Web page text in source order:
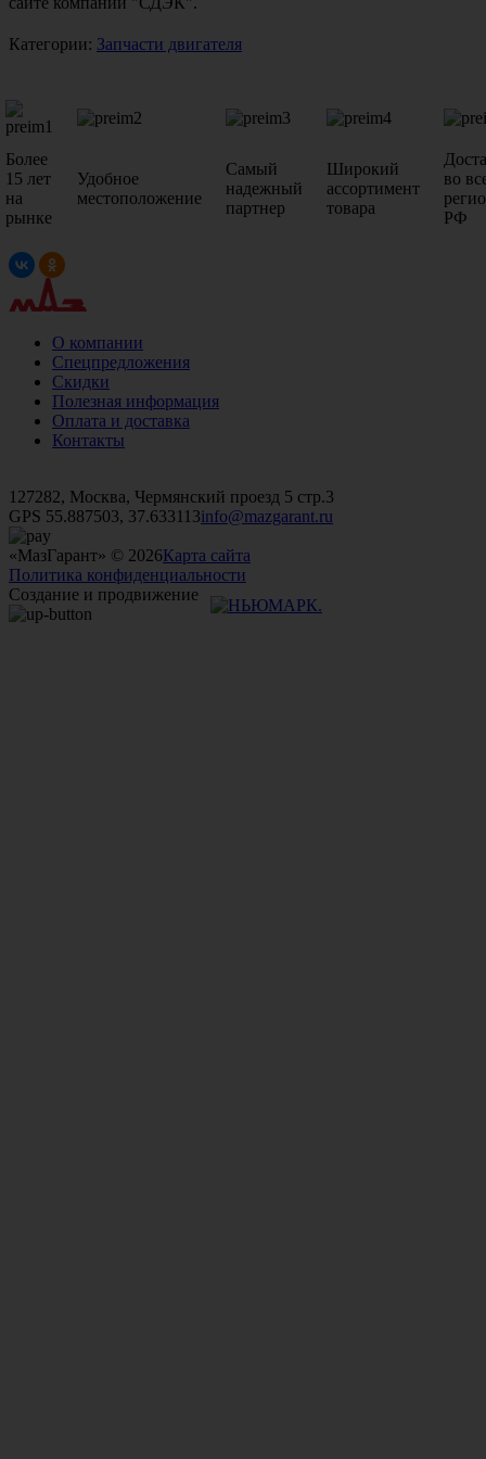
Категории: Запчасти двигателя
Более
15 лет
на
рынке
Удобное
местоположение
Самый
надежный
партнер
Широкий
ассортимент
товара
во
РФ
О компании
Спецпредложения
Скидки
Полезная информация
Оплата и доставка
Контакты
127282, Москва, Чермянский проезд 5 стр.3
GPS 55.887503, 37.633113info@mazgarant.ru
«МазГарант» © 2026Карта сайта
Политика конфиденциальности
Создание и продвижение